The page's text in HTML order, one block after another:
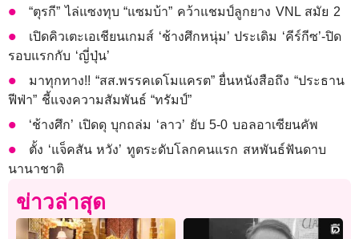
“ตุรกี” ไล่แซงทุบ “แซมบ้า” คว้าแชมป์ลูกยาง VNL สมัย 2
เปิดคิวเตะเอเชียนเกมส์ ‘ช้างศึกหนุ่ม’ ประเดิม ‘คีร์กีซ’-ปิด
รอบแรกกับ ‘ญี่ปุ่น’
มาทุกทาง!! “สส.พรรคเดโมแครต” ยื่นหนังสือถึง “ประธาน
ฟีฟ่า” ชี้แจงความสัมพันธ์ “ทรัมป์”
‘ช้างศึก’ เปิดดุ บุกถล่ม ‘ลาว’ ยับ 5-0 บอลอาเซียนคัพ
ตั้ง ‘แจ็คสัน หวัง’ ทูตระดับโลกคนแรก สหพันธ์ฟันดาบ
นานาชาติ
ข่าวล่าสุด